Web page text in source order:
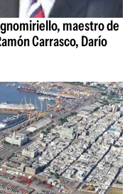
maestro de
Carrasco, Darío